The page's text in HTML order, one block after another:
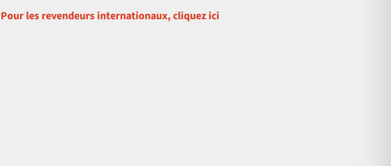
Pour les revendeurs internationaux, cliquez ici